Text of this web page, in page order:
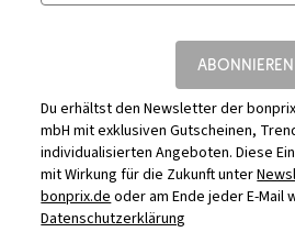
ABONNIEREN
Du erhältst den Newsletter der
mbH mit exklusiven Gutscheinen,
individualisierten Angeboten. Diese
mit Wirkung für die Zukunft unter
bonprix.deoder am Ende jeder E-Mail
Datenschutzerklärung